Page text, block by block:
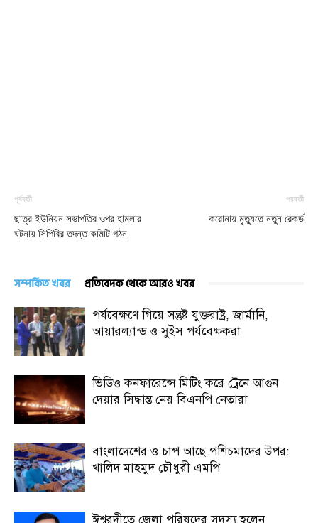
পূর্ববর্তী
ছাত্র ইউনিয়ন সভাপতির ওপর হামলার
ঘটনায় সিপিবির তদন্ত কমিটি গঠন
পরবর্তী
করোনায় মৃত্যুতে নতুন রেকর্ড
সম্পর্কিত খবর প্রতিবেদক থেকে আরও খবর
পর্যবেক্ষণে গিয়ে সন্তুষ্ট যুক্তরাষ্ট্র, জার্মানি,
আয়ারল্যান্ড ও সুইস পর্যবেক্ষকরা
ভিডিও কনফারেন্সে মিটিং করে ট্রেনে আগুন
দেয়ার সিদ্ধান্ত নেয় বিএনপি নেতারা
বাংলাদেশের ও চাপ আছে পশিচমাদের উপর:
খালিদ মাহমুদ চৌধুরী এমপি
ঈশ্বরদীতে জেলা পরিষদের সদস্য হলেন